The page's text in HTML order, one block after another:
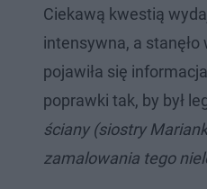
Ciekawą kwestią
intensywna, a
pojawiła się
poprawki tak, by był
ściany (siostry
zamalowania tego